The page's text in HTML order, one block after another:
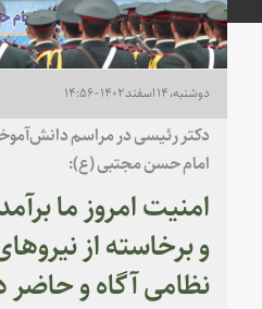
دوشنبه، ۱۴ اسفند ۱۴۰۲ - ۱۴:۵۶
دکتر رئیسی در مراسم
امام حسن مجتبی (ع):
امنیت امروز ما
و برخاسته از
نظامی آگاه و